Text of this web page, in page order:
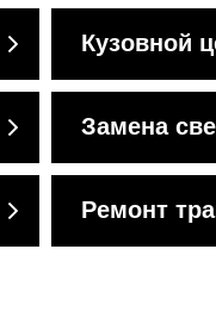
Кузовной
Замена
Ремонт